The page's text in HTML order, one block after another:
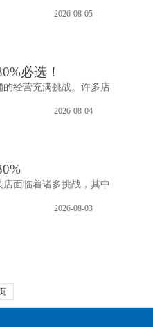
2026-08-05
必选！
经营充满挑战。许多店
2026-08-04
面临着诸多挑战，其中
2026-08-03